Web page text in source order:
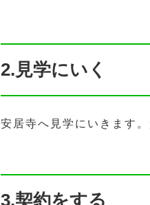
2.見学にいく
安居寺へ見学にいきます
3.契約をする